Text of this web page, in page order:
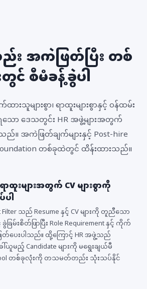
အကဲဖြတ်ပြီး တစ်
င် စီမံခန့်ခွဲပါ
းသူများစွာ၊ ရာထူးများစွာနှင့် ဝန်ထမ်း
သော ဒေသတွင်း HR အဖွဲ့များအတွက်
အကဲဖြတ်ချက်များနှင့် Post-hire
တစ်ခုထဲတွင် ထိန်းထားသည်။
ထူးများအတွက် CV များစွာကို
ါ
Filter သည် Resume နှင့် CV များကို တူညီသော
ခွဲခြမ်းစိတ်ဖြာပြီး Role Requirement နှင့် ကိုက်
ေးပါသည်။ ထို့ကြောင့် HR အဖွဲ့သည်
ယူမည့် Candidate များကို မရွေးချယ်မီ
Pool တစ်ခုလုံးကို တသမတ်တည်း သုံးသပ်နိုင်